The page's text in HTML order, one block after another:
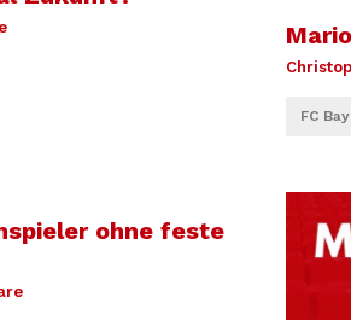
FC
ohne feste